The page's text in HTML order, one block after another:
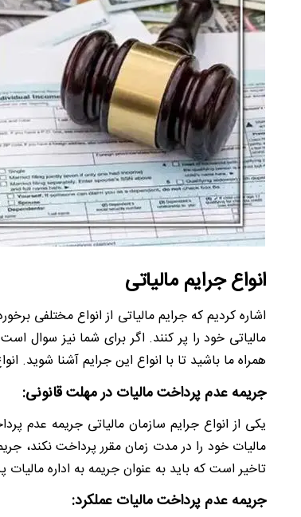
انواع جرایم مالیاتی
اشاره کردیم که جرایم مالیاتی از انواع مختلفی
مالیاتی خود را پر کنند. اگر برای شما نیز سوال
همراه ما باشید تا با انواع این جرایم آشنا شوید.
جریمه عدم پرداخت مالیات در مهلت قانونی:
یکی از انواع جرایم سازمان مالیاتی جریمه عدم
تاخیر است که باید به عنوان جریمه به اداره
جریمه عدم پرداخت مالیات عملکرد: